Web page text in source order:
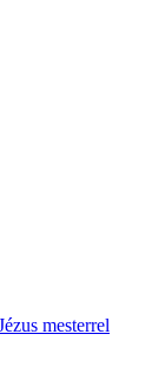
mesterrel